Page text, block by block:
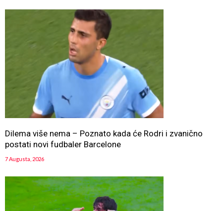
Dilema više nema – Poznato kada će Rodri i zvanično
postati novi fudbaler Barcelone
7 Augusta, 2026